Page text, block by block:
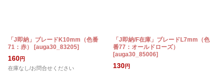
「J即納」ブレードK10mm（色番
71：赤）
[auga30_83205]
160円
在庫なし/お問合せください
「J即納/F在庫」ブレードL7mm（色
番77：オールドローズ）
[auga30_85006]
130円